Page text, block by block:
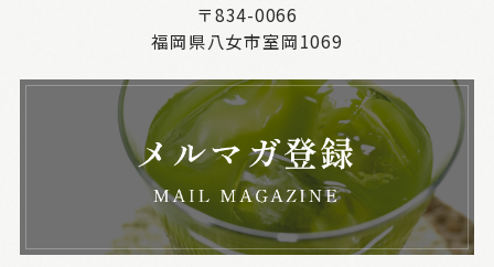
〒834-0066
福岡県八女市室岡1069